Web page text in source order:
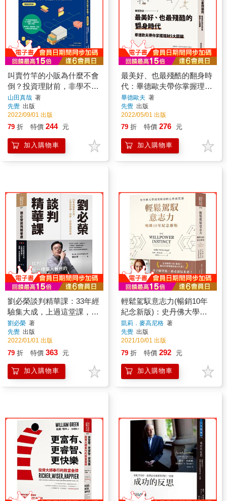
叫賣竹竿的小販為什麼不會
倒？投資理財前，非學不可
的會計入門與金錢知識【暢
銷經典版】
山田真哉 著
先覺 出版
2022/09/01 出版
79 折 特價 244 元
加入購物車
最美好、也最殘酷的翻身時
代：畢德歐夫帶你掌握理財
5大關鍵
畢德歐夫 著
先覺 出版
2022/05/01 出版
79 折 特價 276 元
加入購物車
劉必榮談判精華課：33年經
驗集大成，上過這堂課，視
野、思維無限寬廣
劉必榮 著
先覺 出版
2022/01/01 出版
79 折 特價 363 元
加入購物車
輕鬆駕馭意志力(暢銷10年
紀念新版)：史丹佛大學最
受歡迎的心理素質課
凱莉．麥高尼格 著
先覺 出版
2021/10/01 出版
79 折 特價 292 元
加入購物車